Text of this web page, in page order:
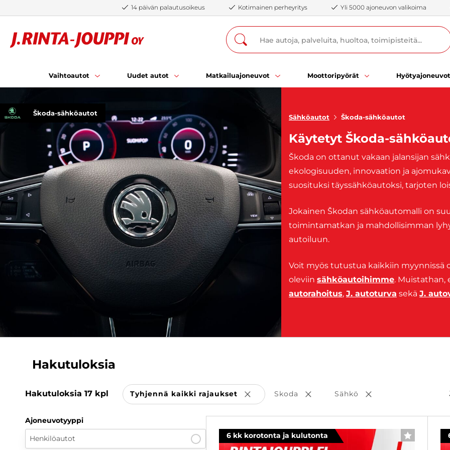
14 päivän palautusoikeus Kotimainen perheyritys Yli 5000 ajoneuvon valikoima
Vaihtoautot Uudet autot Matkailuajoneuvot Moottoripyörät Hyötyajoneuvot
Škoda-sähköautot
Sähköautot Škoda-sähköautot
Käytetyt Škoda-
Škoda on ottanut vakaan jalansijan
ekologisuuden, innovaation ja
suosituksi täyssähköautoksi, tarjoten
Jokainen Škodan sähköautomalli on
toimintamatkan ja mahdollisimman
autoiluun.
Voit myös tutustua kaikkiin myynnissä
oleviin sähköautoihimme. Muistathan,
autorahoitus, J. autoturva sekä J.
Hakutuloksia
Hakutuloksia 17 kpl Tyhjennä kaikki rajaukset Poista valinta
Skoda Poista valinta
Sähkö Poista valinta
Ajoneuvotyyppi
Henkilöautot
6 kk korotonta ja kulutonta SUOSIKKI